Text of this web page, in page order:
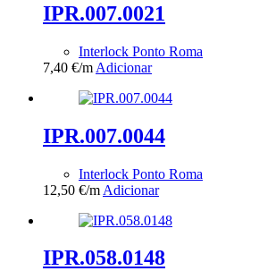
IPR.007.0021
Interlock Ponto Roma
7,40 €/m Adicionar
IPR.007.0044
Interlock Ponto Roma
12,50 €/m Adicionar
IPR.058.0148